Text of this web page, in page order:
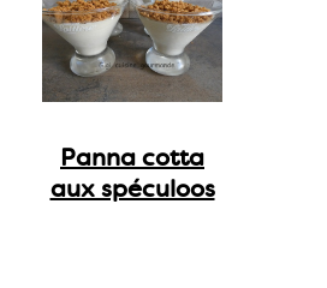
Panna cotta
aux spéculoos